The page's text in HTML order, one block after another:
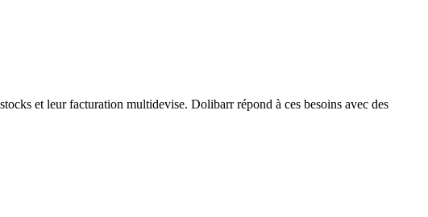
et leur facturation multidevise. Dolibarr répond à ces besoins avec des